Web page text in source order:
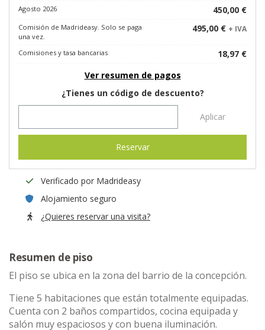
Agosto 2026 450,00 €
Comisión de Madrideasy. Solo se paga
una vez.
495,00 € + IVA
Comisiones y tasa bancarias
18,97 €
Ver resumen de pagos
¿Tienes un código de descuento?
Aplicar
Reservar
Verificado por Madrideasy
Alojamiento seguro
¿Quieres reservar una visita?
Resumen de piso
El piso se ubica en la zona del barrio de la concepción.
Tiene 5 habitaciones que están totalmente equipadas.
Cuenta con 2 baños compartidos, cocina equipada y
salón muy espaciosos y con buena iluminación.